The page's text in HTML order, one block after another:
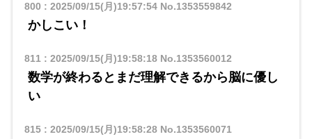
800 : 2025/09/15(月)19:57:54No.1353559842
かしこい！
811 : 2025/09/15(月)19:58:18No.1353560012
数学が終わるとまだ理解できるから脳に優し
い
815: 2025/09/15(月)19:58:28No.1353560071